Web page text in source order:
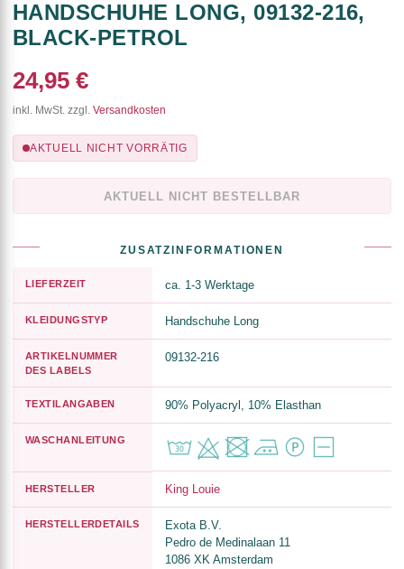
HANDSCHUHE LONG, 09132-216,
BLACK-PETROL
24,95 €
inkl. MwSt. zzgl. Versandkosten
AKTUELL NICHT VORRÄTIG
AKTUELL NICHT BESTELLBAR
ZUSATZINFORMATIONEN
LIEFERZEIT ca. 1-3 Werktage
KLEIDUNGSTYP Handschuhe Long
ARTIKELNUMMER
DES LABELS
09132-216
TEXTILANGABEN 90% Polyacryl, 10% Elasthan
WASCHANLEITUNG
HERSTELLER King Louie
HERSTELLERDETAILS
Exota B.V.
Pedro de Medinalaan 11
1086 XK Amsterdam